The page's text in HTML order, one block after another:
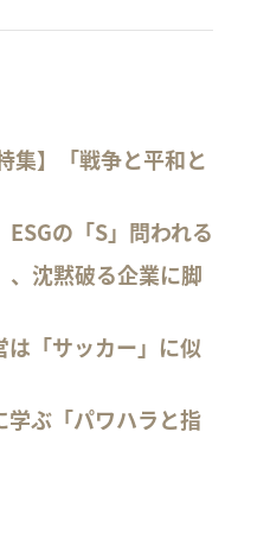
集】「戦争と平和と
の「S」問われる
、沈黙破る企業に脚
は「サッカー」に似
学ぶ「パワハラと指